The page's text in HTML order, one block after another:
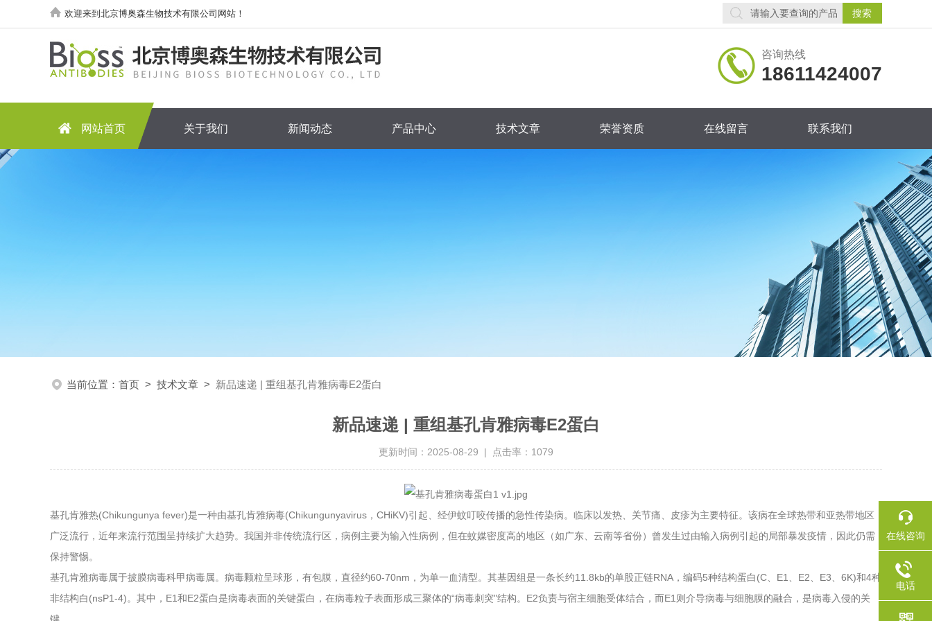
欢迎来到北京博奥森生物技术有限公司网站！
咨询热线
18611424007
网站首页 关于我们 新闻动态 产品中心 技术文章 荣誉资质 在线留言 联系我们
当前位置： 首页 > 技术文章 > 新品速递 | 重组基孔肯雅病毒E2蛋白
新品速递 | 重组基孔肯雅病毒E2蛋白
更新时间：2025-08-29 | 点击率：1079
基孔肯雅热(Chikungunya fever)是一种由基孔肯雅病毒(Chikungunyavirus，CHiKV)引起、经伊蚊叮咬传播的急性传染病。临床以发热、关节痛、皮疹为主要特征。该病在全球热带和亚热带地区
广泛流行，近年来流行范围呈持续扩大趋势。我国并非传统流行区，病例主要为输入性病例，但在蚊媒密度高的地区（如广东、云南等省份）曾发生过由输入病例引起的局部暴发疫情，因此仍需
保持警惕。
基孔肯雅病毒属于披膜病毒科甲病毒属。病毒颗粒呈球形，有包膜，直径约60-70nm，为单一血清型。其基因组是一条长约11.8kb的单股正链RNA，编码5种结构蛋白(C、E1、E2、E3、6K)和4种
非结构白(nsP1-4)。其中，E1和E2蛋白是病毒表面的关键蛋白，在病毒粒子表面形成三聚体的“病毒刺突"结构。E2负责与宿主细胞受体结合，而E1则介导病毒与细胞膜的融合，是病毒入侵的关
在线咨询
电话